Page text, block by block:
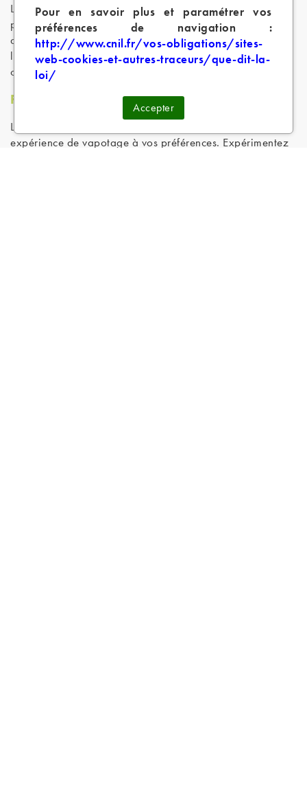
L'un des principaux avantages de la création de son
propre e-liquide tabac est la réduction des coûts. En
achetant les ingrédients en vrac et en mélangeant vos e-
liquides, vous pouvez économiser une somme
considérable.
Personnalisation
Le mélange d'e-liquides vous permet d'adapter votre
expérience de vapotage à vos préférences. Expérimentez
Pour en savoir plus et paramétrer vos
préférences de navigation :
http://www.cnil.fr/vos-obligations/sites-
web-cookies-et-autres-traceurs/que-dit-la-
loi/
Accepter